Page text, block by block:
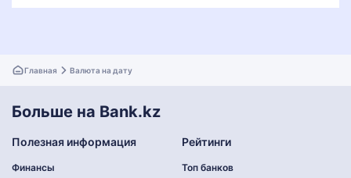
Главная Валюта на дату
Больше на Bank.kz
Полезная информация
Финансы
Рейтинги
Топ банков